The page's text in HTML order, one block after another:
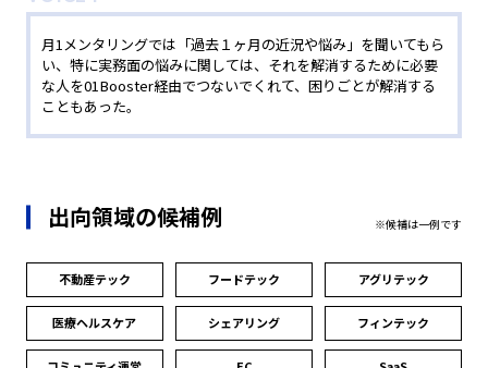
月1メンタリングでは「過去１ヶ月の近況や悩み」を聞いてもら
い、特に実務面の悩みに関しては、それを解消するために必要
な人を01Booster経由でつないでくれて、困りごとが解消する
こともあった。
出向領域の候補例 ※候補は一例です
不動産テック フードテック アグリテック
医療ヘルスケア シェアリング フィンテック